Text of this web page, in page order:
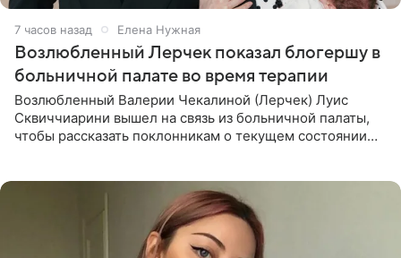
7 часов назад Елена Нужная
Возлюбленный Лерчек показал блогершу в
больничной палате во время терапии
Возлюбленный Валерии Чекалиной (Лерчек) Луис
Сквиччиарини вышел на связь из больничной палаты,
чтобы рассказать поклонникам о текущем состоянии